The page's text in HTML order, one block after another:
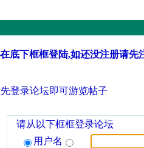
底下框框登陆,如还没注册请先
登录论坛即可游览帖子
请从以下框框登录论坛
用户名